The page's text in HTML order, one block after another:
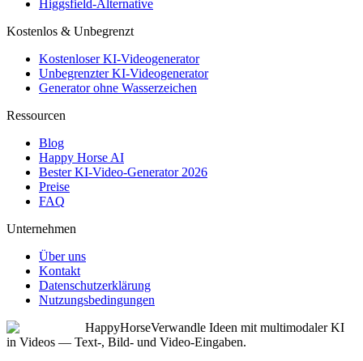
Higgsfield-Alternative
Kostenlos & Unbegrenzt
Kostenloser KI-Videogenerator
Unbegrenzter KI-Videogenerator
Generator ohne Wasserzeichen
Ressourcen
Blog
Happy Horse AI
Bester KI-Video-Generator 2026
Preise
FAQ
Unternehmen
Über uns
Kontakt
Datenschutzerklärung
Nutzungsbedingungen
HappyHorseVerwandle Ideen mit multimodaler KI
in Videos — Text-, Bild- und Video-Eingaben.